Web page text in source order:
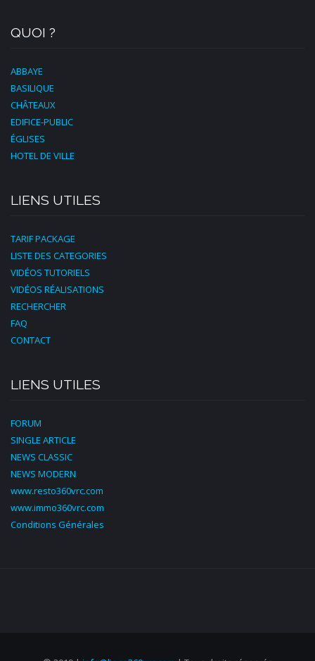
QUOI ?
ABBAYE
BASILIQUE
CHÂTEAUX
EDIFICE-PUBLIC
ÉGLISES
HOTEL DE VILLE
LIENS UTILES
TARIF PACKAGE
LISTE DES CATEGORIES
VIDÉOS TUTORIELS
VIDÉOS RÉALISATIONS
RECHERCHER
FAQ
CONTACT
LIENS UTILES
FORUM
SINGLE ARTICLE
NEWS CLASSIC
NEWS MODERN
www.resto360vrc.com
www.immo360vrc.com
Conditions Générales